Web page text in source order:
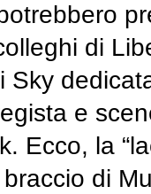
di
Sky
e
Ecco, la
di